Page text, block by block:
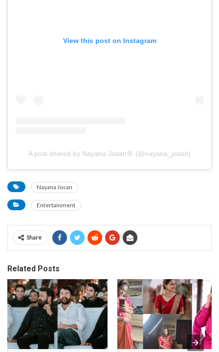
View this post on Instagram
A post shared by Nayana Josan🌸 (@nayana_josan)
Nayana Josan
Entertainment
Share
Related Posts